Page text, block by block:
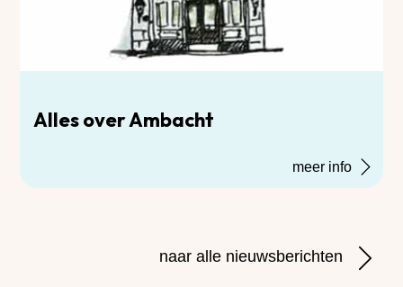
Alles over Ambacht
meer info
naar alle nieuwsberichten